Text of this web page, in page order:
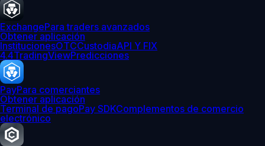
ExchangePara traders avanzados
Obtener aplicación
InstitucionesOTCCustodiaAPI Y FIX
4.4TradingViewPredicciones
PayPara comerciantes
Obtener aplicación
Terminal de pagoPay SDKComplementos de comercio
electrónico